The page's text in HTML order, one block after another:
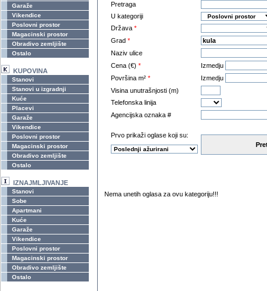
Garaže
Vikendice
Poslovni prostor
Magacinski prostor
Obradivo zemljište
Ostalo
KUPOVINA
Stanovi
Stanovi u izgradnji
Kuće
Placevi
Garaže
Vikendice
Poslovni prostor
Magacinski prostor
Obradivo zemljište
Ostalo
IZNAJMLJIVANJE
Stanovi
Sobe
Apartmani
Kuće
Garaže
Vikendice
Poslovni prostor
Magacinski prostor
Obradivo zemljište
Ostalo
Pretraga
U kategoriji
Država *
Grad *
Naziv ulice
Cena (€) *
Izmedju
Površina m² *
Izmedju
Visina unutrašnjosti (m)
Telefonska linija
Agencijska oznaka #
Prvo prikaži oglase koji su:
Nema unetih oglasa za ovu kategoriju!!!